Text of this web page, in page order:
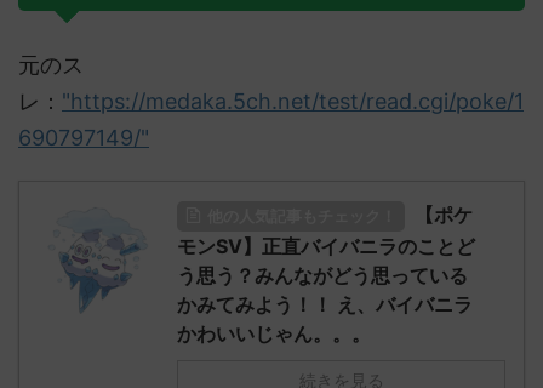
元のス
レ： "https://medaka.5ch.net/test/read.cgi/poke/1
690797149/"
【ポケ
モンSV】正直バイバニラのことど
う思う？みんながどう思っている
かみてみよう！！ え、バイバニラ
かわいいじゃん。。。
続きを見る